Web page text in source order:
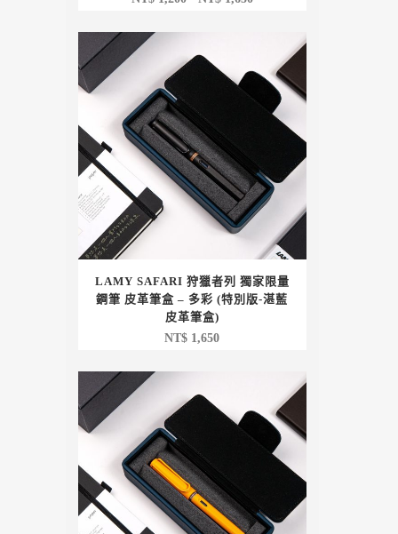
圍：
NT$ 1,200
NT$ 1,650
LAMY SAFARI 狩獵者列 獨家限量
鋼筆 皮革筆盒 – 多彩 (特別版-湛藍
皮革筆盒)
NT$ 1,650